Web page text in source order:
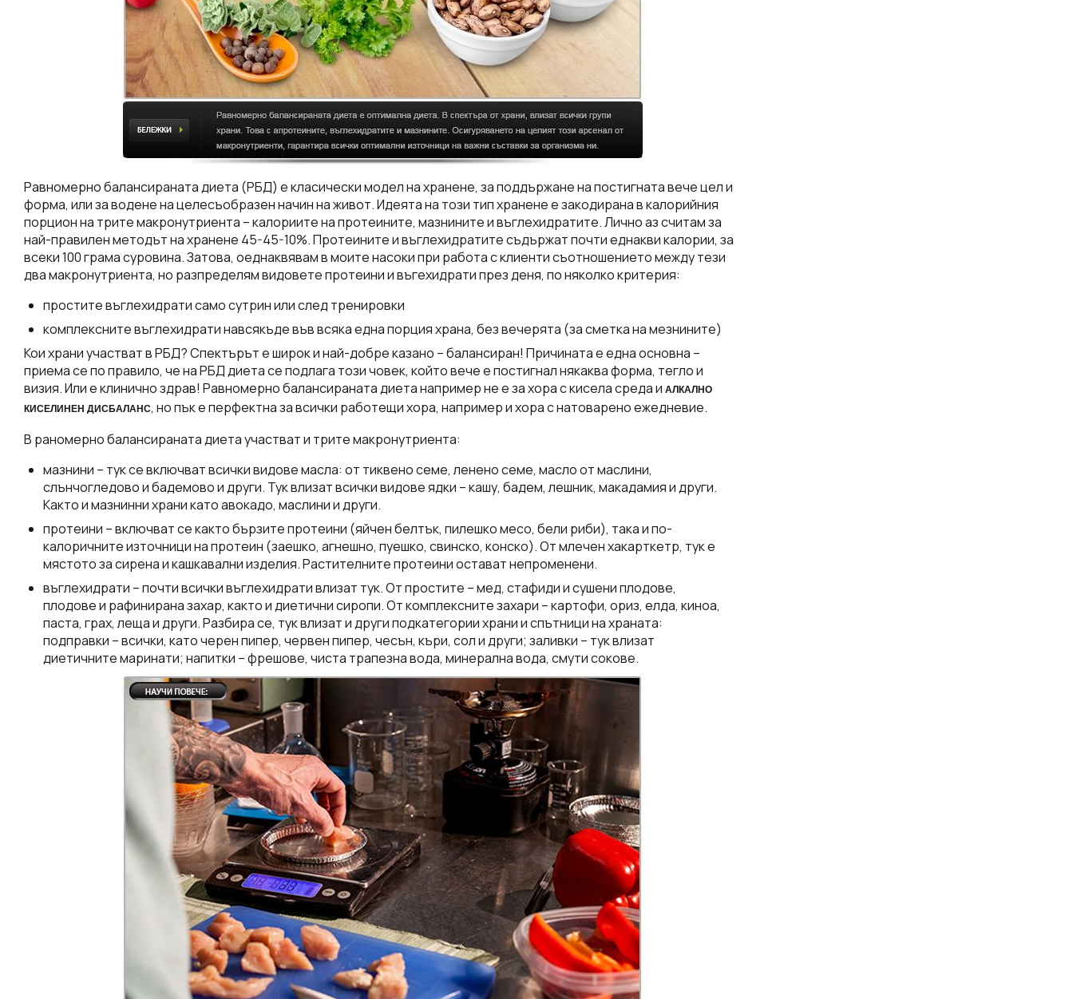
Равномерно балансираната диета (РБД) е класически модел на хранене, за поддържане на постигната вече цел и
форма, или за водене на целесъобразен начин на живот. Идеята на този тип хранене е закодирана в калорийния
порцион на трите макронутриента – калориите на протеините, мазнините и въглехидратите. Лично аз считам за
най-правилен методът на хранене 45-45-10%. Протеините и въглехидратите съдържат почти еднакви калории, за
всеки 100 грама суровина. Затова, оеднаквявам в моите насоки при работа с клиенти съотношението между тези
два макронутриента, но разпределям видовете протеини и въгехидрати през деня, по няколко критерия:
простите въглехидрати само сутрин или след тренировки
комплексните въглехидрати навсякъде във всяка една порция храна, без вечерята (за сметка на мезнините)
Кои храни участват в РБД? Спектърът е широк и най-добре казано – балансиран! Причината е една основна –
приема се по правило, че на РБД диета се подлага този човек, който вече е постигнал някаква форма, тегло и
визия. Или е клинично здрав! Равномерно балансираната диета например не е за хора с кисела среда и АЛКАЛНО
КИСЕЛИНЕН ДИСБАЛАНС, но пък е перфектна за всички работещи хора, например и хора с натоварено ежедневие.
В раномерно балансираната диета участват и трите макронутриента:
мазнини – тук се включват всички видове масла: от тиквено семе, ленено семе, масло от маслини,
слънчогледово и бадемово и други. Тук влизат всички видове ядки – кашу, бадем, лешник, макадамия и други.
Както и мазнинни храни като авокадо, маслини и други.
протеини – включват се както бързите протеини (яйчен белтък, пилешко месо, бели риби), така и по-
калоричните източници на протеин (заешко, агнешно, пуешко, свинско, конско). От млечен хакарткетр, тук е
мястото за сирена и кашкавални изделия. Растителните протеини остават непроменени.
въглехидрати – почти всички въглехидрати влизат тук. От простите – мед, стафиди и сушени плодове,
плодове и рафинирана захар, както и диетични сиропи. От комплексните захари – картофи, ориз, елда, киноа,
паста, грах, леща и други. Разбира се, тук влизат и други подкатегории храни и спътници на храната:
подправки – всички, като черен пипер, червен пипер, чесън, къри, сол и други; заливки – тук влизат
диетичните маринати; напитки – фрешове, чиста трапезна вода, минерална вода, смути сокове.